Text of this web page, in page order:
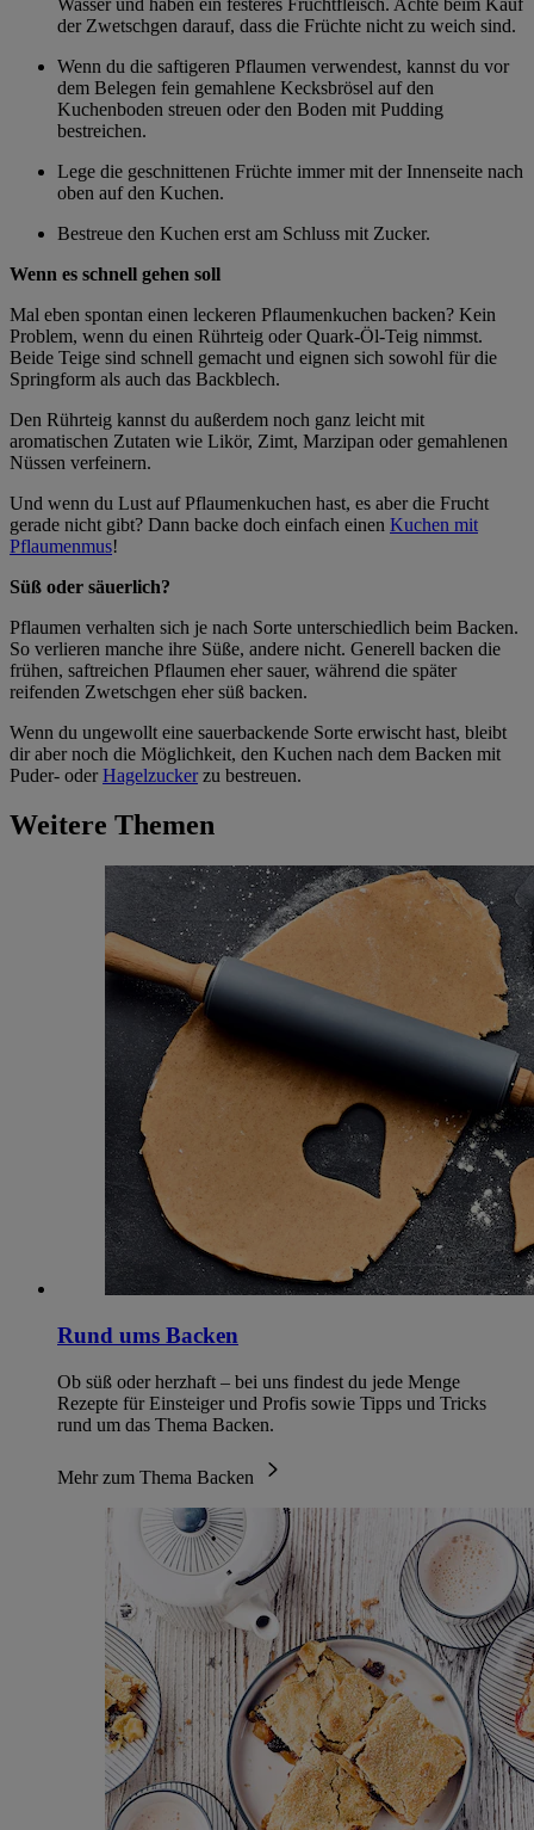
der Zwetschgen darauf, dass die Früchte nicht zu weich sind.
Wenn du die saftigeren Pflaumen verwendest, kannst du vor
dem Belegen fein gemahlene Kecksbrösel auf den
Kuchenboden streuen oder den Boden mit Pudding
bestreichen.
Lege die geschnittenen Früchte immer mit der Innenseite nach
oben auf den Kuchen.
Bestreue den Kuchen erst am Schluss mit Zucker.
Wenn es schnell gehen soll
Mal eben spontan einen leckeren Pflaumenkuchen backen? Kein
Problem, wenn du einen Rührteig oder Quark-Öl-Teig nimmst.
Beide Teige sind schnell gemacht und eignen sich sowohl für die
Springform als auch das Backblech.
Den Rührteig kannst du außerdem noch ganz leicht mit
aromatischen Zutaten wie Likör, Zimt, Marzipan oder gemahlenen
Nüssen verfeinern.
Und wenn du Lust auf Pflaumenkuchen hast, es aber die Frucht
gerade nicht gibt? Dann backe doch einfach einen Kuchen mit
Pflaumenmus!
Süß oder säuerlich?
Pflaumen verhalten sich je nach Sorte unterschiedlich beim Backen.
So verlieren manche ihre Süße, andere nicht. Generell backen die
frühen, saftreichen Pflaumen eher sauer, während die später
reifenden Zwetschgen eher süß backen.
Wenn du ungewollt eine sauerbackende Sorte erwischt hast, bleibt
dir aber noch die Möglichkeit, den Kuchen nach dem Backen mit
Puder- oderHagelzuckerzu bestreuen.
Weitere Themen
Rund ums Backen
Ob süß oder herzhaft – bei uns findest du jede Menge
Rezepte für Einsteiger und Profis sowie Tipps und Tricks
rund um das Thema Backen.
Mehr zum Thema Backen